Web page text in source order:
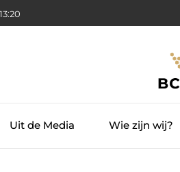
Uit de Media Wie zijn wij?